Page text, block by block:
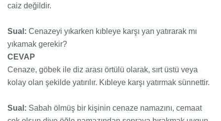
caiz değildir.
Sual: Cenazeyi yıkarken kıbleye karşı yan yatırarak mı
yıkamak gerekir?
CEVAP
Cenaze, göbek ile diz arası örtülü olarak, sırt üstü veya
kolay olan şekilde yatırılır. Kıbleye karşı yatırmak sünnettir.
Sual: Sabah ölmüş bir kişinin cenaze namazını, cemaat